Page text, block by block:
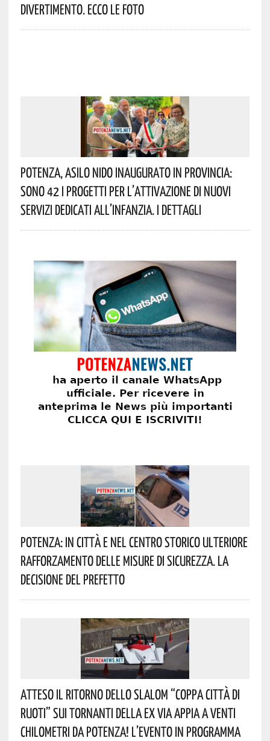
Divertimento. Ecco Le Foto
Potenza, Asilo Nido Inaugurato In Provincia:
Sono 42 I Progetti Per L’attivazione Di Nuovi
Servizi Dedicati All’infanzia. I Dettagli
Potenza: In Città E Nel Centro Storico Ulteriore
Rafforzamento Delle Misure Di Sicurezza. La
Decisione Del Prefetto
Atteso Il Ritorno Dello Slalom “Coppa Città Di
Ruoti” Sui Tornanti Della Ex Via Appia A Venti
Chilometri Da Potenza! L’evento In Programma